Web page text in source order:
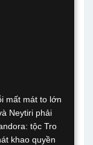
mất mát to lớn
Neytiri phải
tộc Tro
khao quyền